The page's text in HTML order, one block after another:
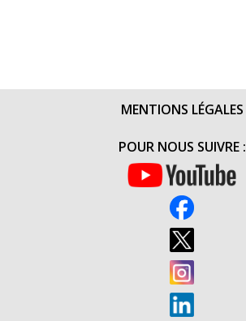
MENTIONS LÉGALES
POUR NOUS SUIVRE :